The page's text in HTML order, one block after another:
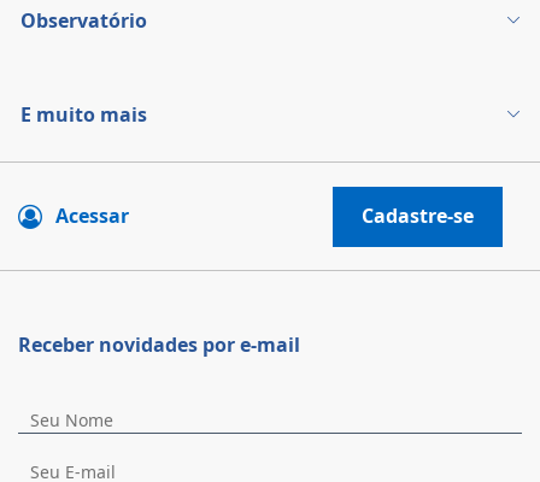
Observatório
E muito mais
Acessar Cadastre-se
Receber novidades por e-mail